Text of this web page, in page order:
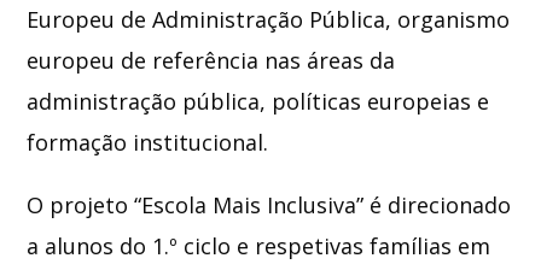
Europeu de Administração Pública, organismo
europeu de referência nas áreas da
administração pública, políticas europeias e
formação institucional.
O projeto “Escola Mais Inclusiva” é direcionado
a alunos do 1.º ciclo e respetivas famílias em